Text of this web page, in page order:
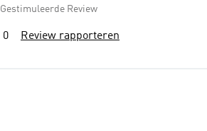
Gestimuleerde Review
0 Review rapporteren